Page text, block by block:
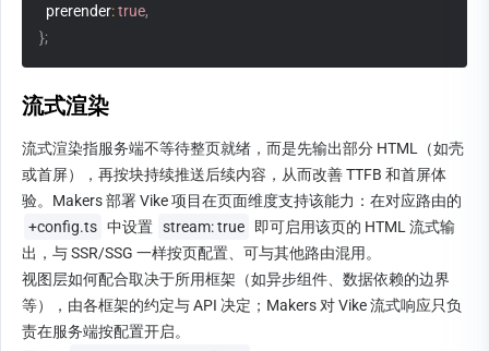
  prerender
:true,
};
流式渲染
流式渲染指服务端不等待整页就绪，而是先输出部分 HTML（如壳
或首屏），再按块持续推送后续内容，从而改善 TTFB 和首屏体
验。Makers 部署 Vike 项目在页面维度支持该能力：在对应路由的
+config.ts 中设置 stream: true
即可启用该页的 HTML 流式输
出，与 SSR/SSG 一样按页配置、可与其他路由混用。
视图层如何配合取决于所用框架（如异步组件、数据依赖的边界
等），由各框架的约定与 API 决定；Makers 对 Vike 流式响应只负
责在服务端按配置开启。